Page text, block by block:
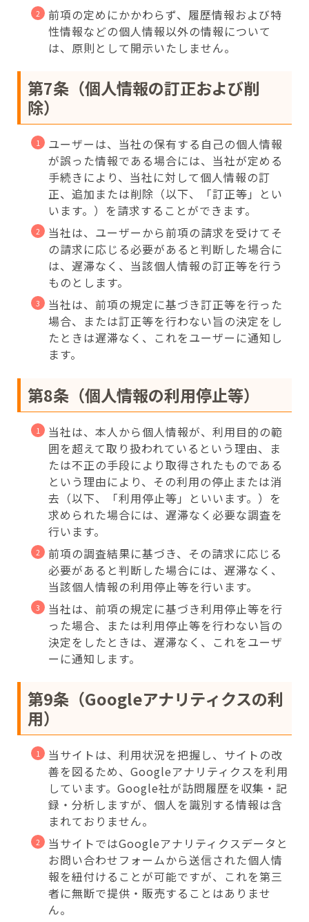
前項の定めにかかわらず、履歴情報および特
性情報などの個人情報以外の情報について
は、原則として開示いたしません。
第7条（個人情報の訂正および削
除）
ユーザーは、当社の保有する自己の個人情報
が誤った情報である場合には、当社が定める
手続きにより、当社に対して個人情報の訂
正、追加または削除（以下、「訂正等」とい
います。）を請求することができます。
当社は、ユーザーから前項の請求を受けてそ
の請求に応じる必要があると判断した場合に
は、遅滞なく、当該個人情報の訂正等を行う
ものとします。
当社は、前項の規定に基づき訂正等を行った
場合、または訂正等を行わない旨の決定をし
たときは遅滞なく、これをユーザーに通知し
ます。
第8条（個人情報の利用停止等）
当社は、本人から個人情報が、利用目的の範
囲を超えて取り扱われているという理由、ま
たは不正の手段により取得されたものである
という理由により、その利用の停止または消
去（以下、「利用停止等」といいます。）を
求められた場合には、遅滞なく必要な調査を
行います。
前項の調査結果に基づき、その請求に応じる
必要があると判断した場合には、遅滞なく、
当該個人情報の利用停止等を行います。
当社は、前項の規定に基づき利用停止等を行
った場合、または利用停止等を行わない旨の
決定をしたときは、遅滞なく、これをユーザ
ーに通知します。
第9条（Googleアナリティクスの利
用）
当サイトは、利用状況を把握し、サイトの改
善を図るため、Googleアナリティクスを利用
しています。Google社が訪問履歴を収集・記
録・分析しますが、個人を識別する情報は含
まれておりません。
当サイトではGoogleアナリティクスデータと
お問い合わせフォームから送信された個人情
報を紐付けることが可能ですが、これを第三
者に無断で提供・販売することはありませ
ん。